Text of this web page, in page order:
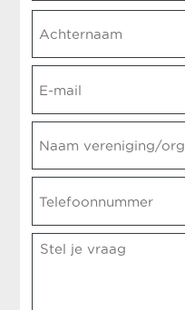
Voornaam
Achternaam
mail *
vereniging/organisatie
Opmerking